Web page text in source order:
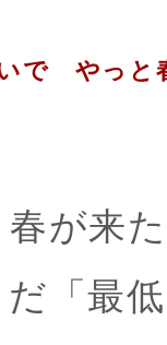
で やっと
が来
「最